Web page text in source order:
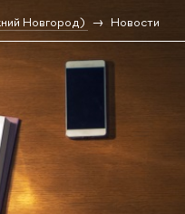
Новгород) Новости